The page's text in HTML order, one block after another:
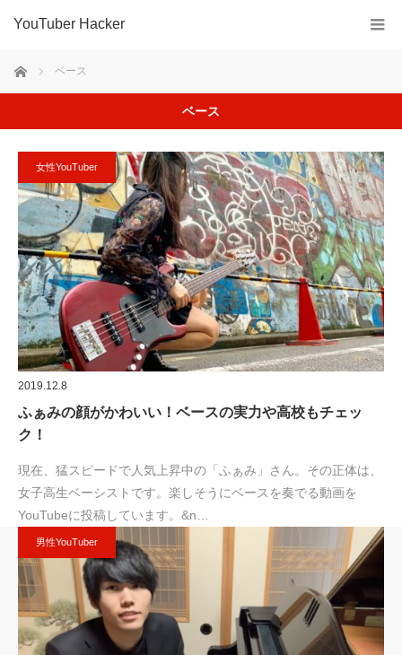
YouTuber Hacker
ホーム ベース
ベース
女性YouTuber
2019.12.8
ふぁみの顔がかわいい！ベースの実力や高校もチェッ
ク！
現在、猛スピードで人気上昇中の「ふぁみ」さん。その正体は、
女子高生ベーシストです。楽しそうにベースを奏でる動画を
YouTubeに投稿しています。&n…
男性YouTuber